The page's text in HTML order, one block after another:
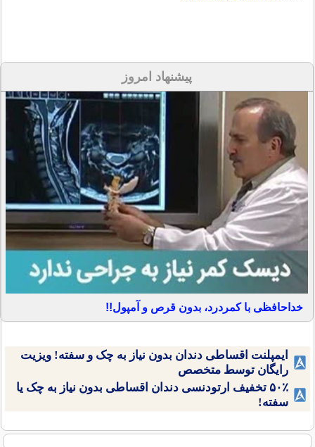
پیشنهاد امروز
خداحافظی با کمردرد، بدون قرص و آمپول!!
ایمپلنت اقساطی دندان بدون نیاز به چک و سفته! ویزیت
رایگان توسط متخصص
۵۰٪ تخفیف ارتودنسی دندان اقساطی بدون نیاز به چک یا
سفته!